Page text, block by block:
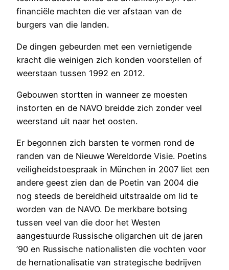
financiële machten die ver afstaan van de
burgers van die landen.
De dingen gebeurden met een vernietigende
kracht die weinigen zich konden voorstellen of
weerstaan tussen 1992 en 2012.
Gebouwen stortten in wanneer ze moesten
instorten en de NAVO breidde zich zonder veel
weerstand uit naar het oosten.
Er begonnen zich barsten te vormen rond de
randen van de Nieuwe Wereldorde Visie. Poetins
veiligheidstoespraak in München in 2007 liet een
andere geest zien dan de Poetin van 2004 die
nog steeds de bereidheid uitstraalde om lid te
worden van de NAVO. De merkbare botsing
tussen veel van die door het Westen
aangestuurde Russische oligarchen uit de jaren
’90 en Russische nationalisten die vochten voor
de hernationalisatie van strategische bedrijven